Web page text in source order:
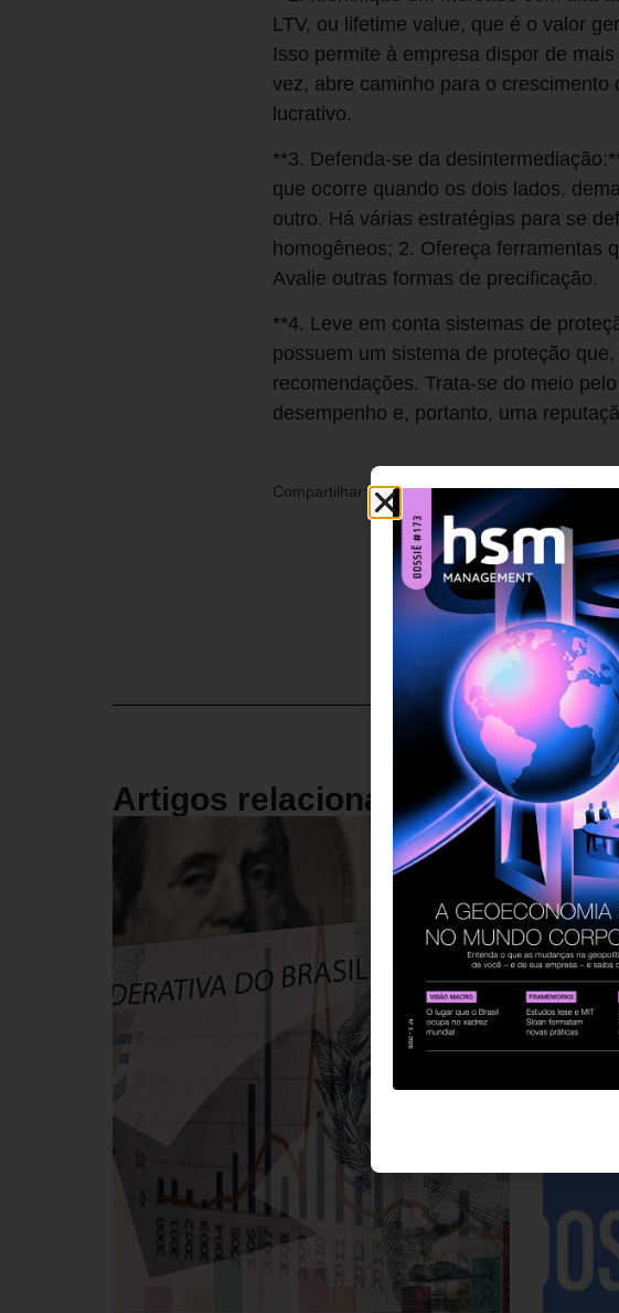
LTV, ou lifetime value, que é o valor
Isso permite à empresa dispor de
vez, abre caminho para o
lucrativo.
**3. Defenda-se da
que ocorre quando os dois lados,
outro. Há várias estratégias para se
homogêneos; 2. Ofereça ferramentas
Avalie outras formas de precificação.
**4. Leve em conta sistemas de
possuem um sistema de proteção
recomendações. Trata-se do meio
desempenho e, portanto, uma
Compartilhar:
Artigos relacionados